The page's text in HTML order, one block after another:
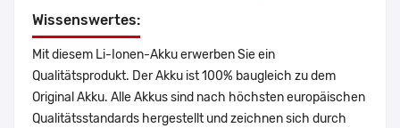
Wissenswertes:
Mit diesem Li-Ionen-Akku erwerben Sie ein
Qualitätsprodukt. Der Akku ist 100% baugleich zu dem
Original Akku. Alle Akkus sind nach höchsten europäischen
Qualitätsstandards hergestellt und zeichnen sich durch